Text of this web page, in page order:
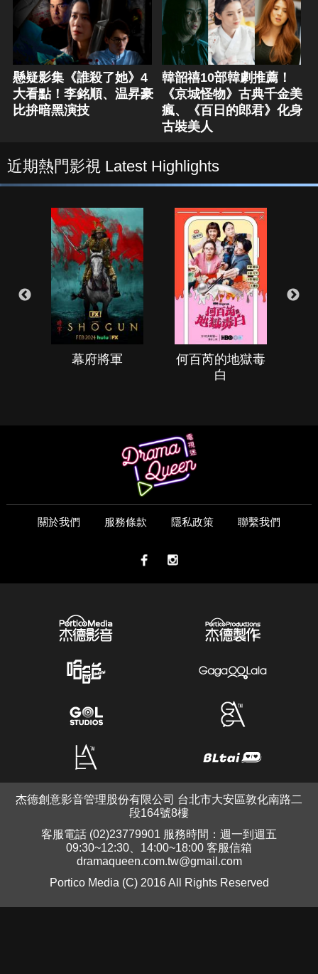
懸疑影集《誰殺了她》4
大看點！李銘順、温昇豪
比拚暗黑演技
韓韶禧10部韓劇推薦！
《京城怪物》古典千金美
瘋、《百日的郎君》化身
古裝美人
近期熱門影視 Latest Highlights
幕府將軍
何百芮的地獄毒
白
關於我們 服務條款 隱私政策 聯繫我們
杰德創意影音管理股份有限公司 台北市大安區敦化南路二
段164號8樓
客服電話 (02)23779901 服務時間：週一到週五
09:30~12:30、14:00~18:00 客服信箱
dramaqueen.com.tw@gmail.com
Portico Media (C) 2016 All Rights Reserved